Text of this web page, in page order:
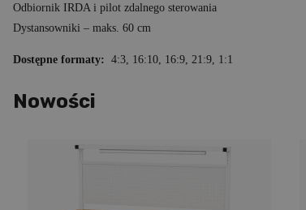
Odbiornik IRDA i pilot zdalnego sterowania
Dystansowniki – maks. 60 cm
Dostępne formaty: 4:3, 16:10, 16:9, 21:9, 1:1
Nowości